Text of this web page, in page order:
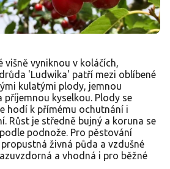
višně vyniknou v koláčích,
'Ludwika' patří mezi oblíbené
kulatými plody, jemnou
kyselkou. Plody se
hodí k přímému ochutnání i
Růst je středně bujný a koruna se
podnože. Pro pěstování
živná půda a vzdušné
a vhodná i pro běžné